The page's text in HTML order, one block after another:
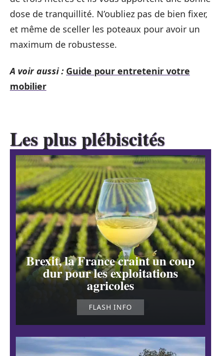
dose de tranquillité. N’oubliez pas de bien fixer,
et même de sceller les poteaux pour avoir un
maximum de robustesse.
A voir aussi : Guide pour entretenir votre
mobilier
Les plus plébiscités
Brexit, la France craint un coup
dur pour les exploitations
agricoles
FLASH INFO